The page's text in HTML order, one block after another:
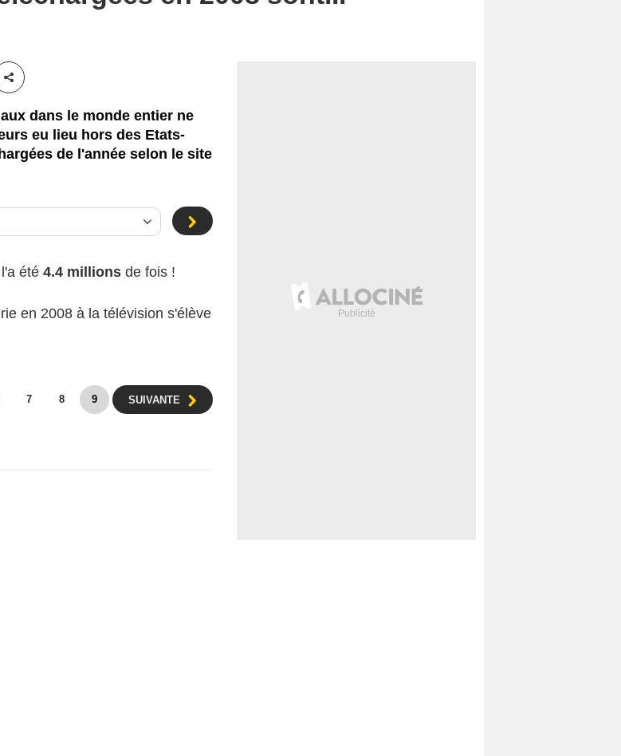
Partager cet article
dans le monde entier ne
eu lieu hors des Etats-
de l'année selon le site
été 4.4 millions de fois !
en 2008 à la télévision s'élève
SUIVANTE
7 8 9